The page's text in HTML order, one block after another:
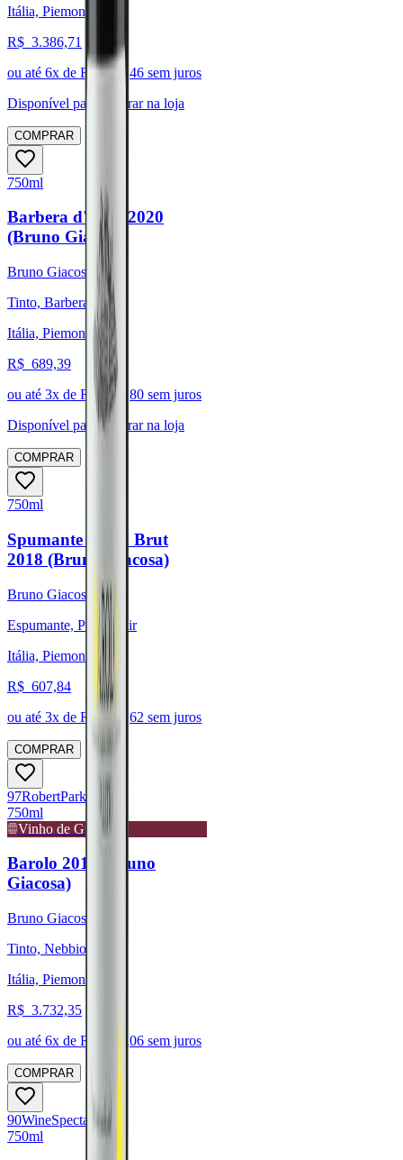
Itália, Piemonte
R$ 3.386,71
ou até 6x de R$ 564,46 sem juros
Disponível para:
Retirar na loja
COMPRAR
750ml
Barbera d'Alba 2020
(Bruno Giacosa)
Bruno Giacosa
Tinto, Barbera
Itália, Piemonte
R$ 689,39
ou até 3x de R$ 229,80 sem juros
Disponível para: Retirar na loja
COMPRAR
750ml
Spumante Extra Brut
2018 (Bruno Giacosa)
Bruno Giacosa
Espumante, Pinot Noir
Itália, Piemonte
R$ 607,84
ou até 3x de R$ 202,62 sem juros
COMPRAR
97RobertParker
750ml
Vinho de Guarda
Barolo 2017 (Bruno
Giacosa)
Bruno Giacosa
Tinto, Nebbiolo
Itália, Piemonte
R$ 3.732,35
ou até 6x de R$ 622,06 sem juros
COMPRAR
90WineSpectator
750ml